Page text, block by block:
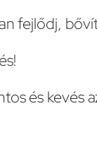
fejlődj,
és kevés